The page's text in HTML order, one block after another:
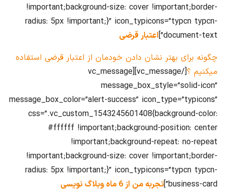
!important;background-size: cover !important;border-
radius: 5px !important;}” icon_typicons=”typcn typcn-
document-text”] اعتبار قرضی
چگونه برای بهتر نشان دادن خودمان از اعتبار قرضی استفاده
میکنیم ؟
[/vc_message][vc_message
message_box_style=”solid-icon”
message_box_color=”alert-success” icon_type=”typicons”
css=”.vc_custom_1543245601408{background-color:
#ffffff !important;background-position: center
!important;background-repeat: no-repeat
!important;background-size: cover !important;border-
radius: 5px !important;}” icon_typicons=”typcn typcn-
business-card”] تجربه من از 6 ماه وبلاگ نویسی